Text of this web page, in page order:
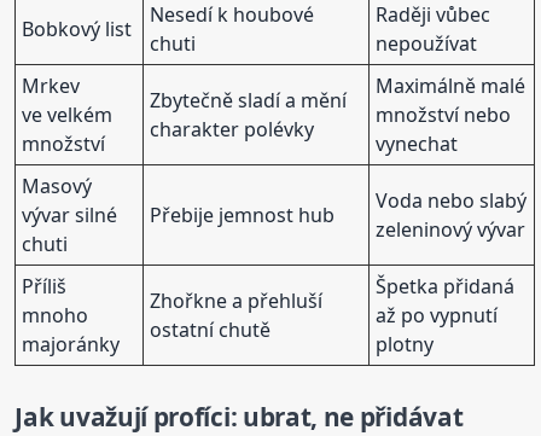
Bobkový list
Nesedí k houbové
chuti
Raději vůbec
nepoužívat
Mrkev
ve velkém
množství
Zbytečně sladí a mění
charakter polévky
Maximálně malé
množství nebo
vynechat
Masový
vývar silné
chuti
Přebije jemnost hub
Voda nebo slabý
zeleninový vývar
Příliš
mnoho
majoránky
Zhořkne a přehluší
ostatní chutě
Špetka přidaná
až po vypnutí
plotny
Jak uvažují profíci: ubrat, ne přidávat